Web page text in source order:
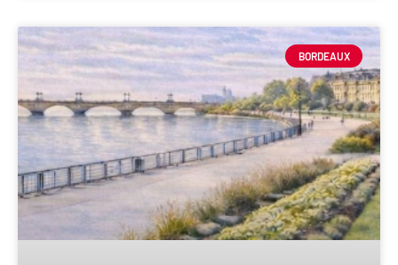
BORDEAUX